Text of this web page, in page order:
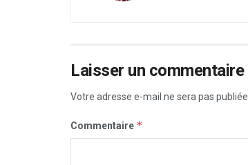
Laisser un commentaire
Votre adresse e-mail ne sera pas publiée.
Commentaire *